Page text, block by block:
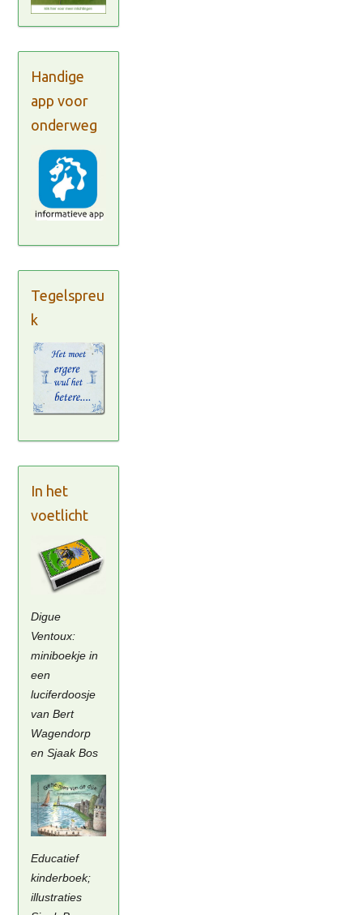
Handige
app voor
onderweg
Tegelspreu
k
In het
voetlicht
Digue
Ventoux:
miniboekje in
een
luciferdoosje
van Bert
Wagendorp
en Sjaak Bos
Educatief
kinderboek;
illustraties